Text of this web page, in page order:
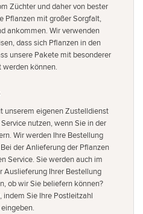
Züchter und daher von bester
Pflanzen mit großer Sorgfalt,
ankommen. Wir verwenden
dass sich Pflanzen in den
unsere Pakete mit besonderer
können.
unserem eigenen Zustelldienst
nutzen, wenn Sie in der
Wir werden Ihre Bestellung
der Anlieferung der Pflanzen
Service. Sie werden auch im
Auslieferung Ihrer Bestellung
ob wir Sie beliefern können?
Sie Ihre Postleitzahl